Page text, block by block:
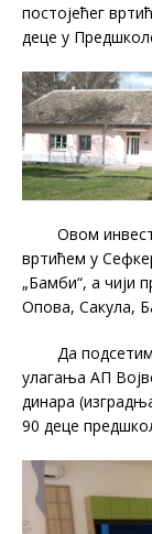
постојећег
деце у
Овом
вртићем у
„Бамби“, a чији
Опова, Сакула,
Да
улагања АП
динара
90 деце